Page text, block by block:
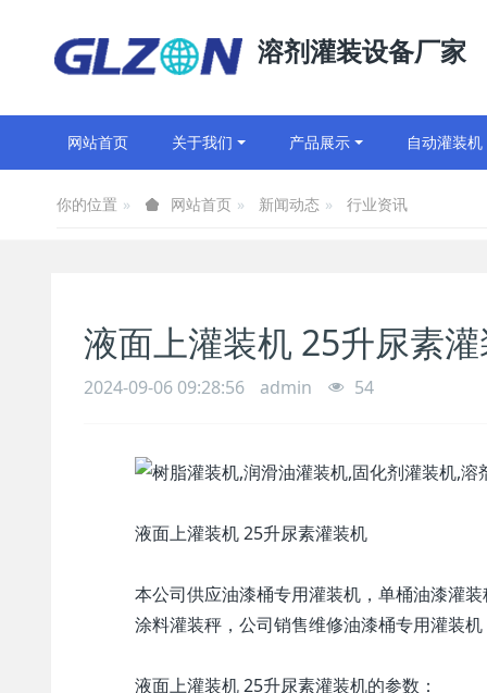
溶剂灌装设备厂家
网站首页 关于我们 产品展示 自动灌装机
你的位置 网站首页 新闻动态 行业资讯
液面上灌装机 25升尿素
2024-09-06 09:28:56 admin 54
液面上灌装机 25升尿素灌装机
本公司供应油漆桶专用灌装机，单桶油漆灌
涂料灌装秤，公司销售维修油漆桶专用灌装机
液面上灌装机 25升尿素灌装机的参数：